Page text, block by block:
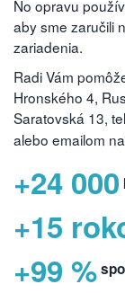
No opravu
aby sme zaručili
zariadenia.
Radi Vám
Hronského 4,
Saratovská 13,
alebo emailom na
+24 000
+15
+99 %